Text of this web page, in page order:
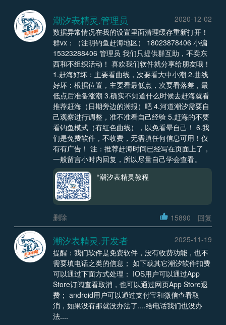
潮汐表精灵.管理员
2020-12-02
数据异常情况在我的设置里面清理缓存重新打开！
群vx：（注明钓鱼赶海地区） 18023878406 小编
15323288406 管理员 我们只提供群互助，不卖东
西和不组织活动！ 喜欢我们软件就分享给朋友哦！
1.赶海好坏：主要看曲线，次要看大中小潮 2.曲线
好坏：根据位置，主要看最低点，次要看落差，最
低点后准备涨潮 3.确实不知道什么时候去赶海就看
推荐赶海（日期旁边的潮报）吧 4.河道潮汐需要自
己观察进行调整，准不准看自己经验 5.赶海的不要
看钓鱼模式（有红色曲线），以免看晕自己！ 6.我
们是免费软件，不收费，无需填任何信息可用！仅
有有广告！ 注：推荐赶海时间已经写在页面上了，
一般留言小时内回复，所以尽量自己学会查看。
“潮汐表精灵教程
删除 15890 回复
潮汐表精灵.开发者
2025-11-19
提醒：我们软件是免费软件，没有收费功能，也不
需要填电话之类的信息； 如下载其它潮汐软件扣费
可以通过下面方式处理： IOS用户可以通过App
Store订阅查看取消，也可以通过网页App Store退
费； android用户可以通过支付宝和微信查看取
消，如果没有那就没办法了....给电话我们也没办
法....